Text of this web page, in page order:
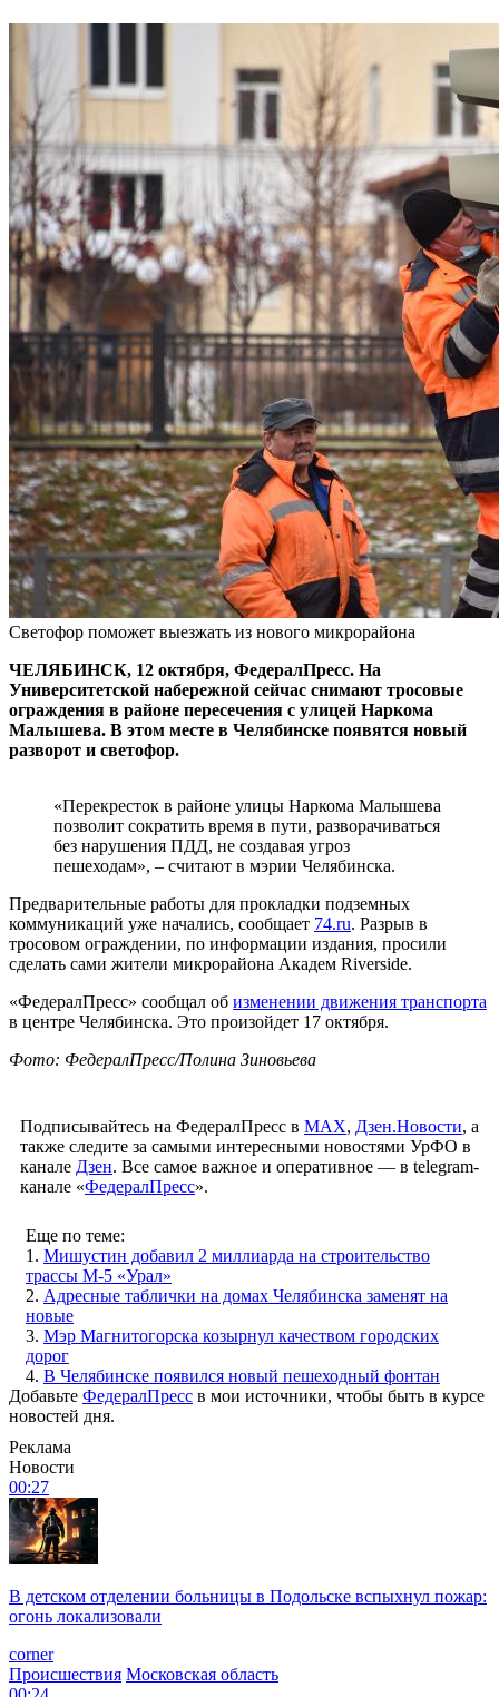
Светофор поможет выезжать из нового микрорайона
ЧЕЛЯБИНСК, 12 октября, ФедералПресс. На
Университетской набережной сейчас снимают тросовые
ограждения в районе пересечения с улицей Наркома
Малышева. В этом месте в Челябинске появятся новый
разворот и светофор.
«Перекресток в районе улицы Наркома Малышева
позволит сократить время в пути, разворачиваться
без нарушения ПДД, не создавая угроз
пешеходам», – считают в мэрии Челябинска.
Предварительные работы для прокладки подземных
коммуникаций уже начались, сообщает 74.ru. Разрыв в
тросовом ограждении, по информации издания, просили
сделать сами жители микрорайона Академ Riverside.
«ФедералПресс» сообщал об изменении движения транспорта
в центре Челябинска. Это произойдет 17 октября.
Фото: ФедералПресс/Полина Зиновьева
Подписывайтесь на ФедералПресс в МАХ, Дзен.Новости, а
также следите за самыми интересными новостями УрФО в
канале Дзен. Все самое важное и оперативное — в telegram-
канале «ФедералПресс».
Еще по теме:
1. Мишустин добавил 2 миллиарда на строительство
трассы М-5 «Урал»
2. Адресные таблички на домах Челябинска заменят на
новые
3. Мэр Магнитогорска козырнул качеством городских
дорог
4. В Челябинске появился новый пешеходный фонтан
Добавьте ФедералПресс в мои источники, чтобы быть в курсе
новостей дня.
Реклама
Новости
00:27
В детском отделении больницы в Подольске вспыхнул пожар:
огонь локализовали
corner
Происшествия Московская область